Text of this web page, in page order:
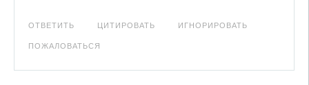
ОТВЕТИТЬ ЦИТИРОВАТЬ ИГНОРИРОВАТЬ
ПОЖАЛОВАТЬСЯ